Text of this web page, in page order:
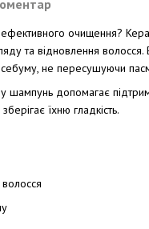
очищення?
та відновлення волосся.
себуму, не пересушуючи
шампунь допомагає
їхню гладкість.